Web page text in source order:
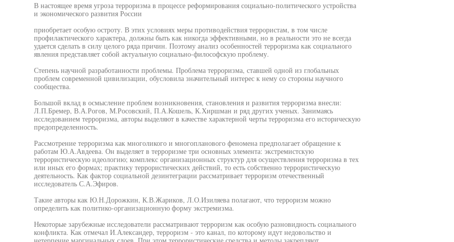
В настоящее время угроза терроризма в процессе реформирования социально-политического устройства
и экономического развития России
приобретает особую остроту. В этих условиях меры противодействия террористам, в том числе
профилактического характера, должны быть как никогда эффективными, но в реальности это не всегда
удается сделать в силу целого ряда причин. Поэтому анализ особенностей терроризма как социального
явления представляет собой актуальную социально-философскую проблему.
Степень научной разработанности проблемы. Проблема терроризма, ставшей одной из глобальных
проблем современной цивилизации, обусловила значительный интерес к нему со стороны научного
сообщества.
Большой вклад в осмысление проблем возникновения, становления и развития терроризма внесли:
Л.П.Бремер, В.А.Рогов, М.Росовский, П.А.Кошель, К.Хиршман и ряд других ученых. Занимаясь
исследованием терроризма, авторы выделяют в качестве характерной черты терроризма его историческую
предопределенность.
Рассмотрение терроризма как многоликого и многопланового феномена предполагает обращение к
работам Ю.А.Авдеева. Он выделяет в терроризме три основных элемента: экстремистскую
террористическую идеологию; комплекс организационных структур для осуществления терроризма в тех
или иных его формах; практику террористических действий, то есть собственно террористическую
деятельность. Как фактор социальной дезинтеграции рассматривает терроризм отечественный
исследователь С.А.Эфиров.
Такие авторы как Ю.Н.Дорожкин, К.В.Жариков, Л.О.Изиляева полагают, что терроризм можно
определить как политико-организационную форму экстремизма.
Некоторые зарубежные исследователи рассматривают терроризм как особую разновидность социального
конфликта. Как отмечал И.Александер, терроризм - это канал, по которому идут недовольство и